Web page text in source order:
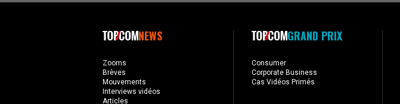
NEWS
Zooms
Brèves
Mouvements
Interviews vidéos
Articles
GRAND PRIX
Consumer
Corporate Business
Cas Vidéos Primés